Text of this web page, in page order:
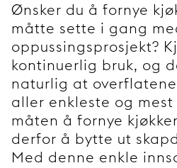
Ønsker du å fornye
måtte sette i gang
oppussingsprosjekt?
kontinuerlig bruk, og
naturlig at
aller enkleste og
måten å fornye
derfor å bytte ut
Med denne enkle